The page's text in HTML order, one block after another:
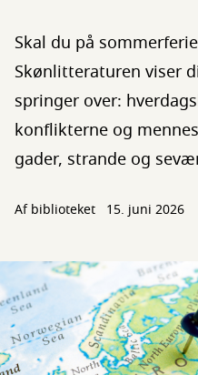
Skal du på
Skønlitteraturen viser
springer over:
konflikterne og
gader, strande og
Af biblioteket 15. juni 2026